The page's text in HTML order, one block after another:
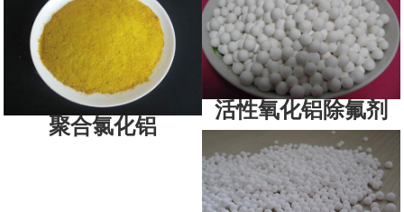
聚合氯化铝
活性氧化铝除氟剂